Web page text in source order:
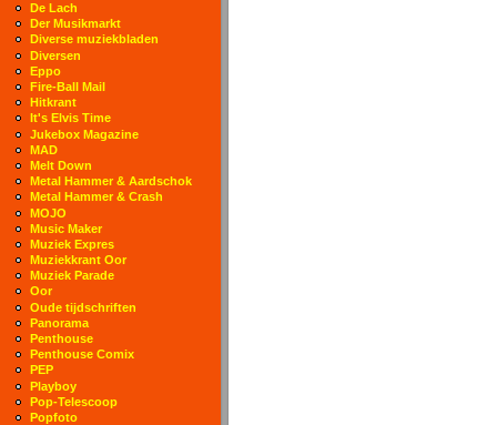
De Lach
Der Musikmarkt
Diverse muziekbladen
Diversen
Eppo
Fire-Ball Mail
Hitkrant
It's Elvis Time
Jukebox Magazine
MAD
Melt Down
Metal Hammer & Aardschok
Metal Hammer & Crash
MOJO
Music Maker
Muziek Expres
Muziekkrant Oor
Muziek Parade
Oor
Oude tijdschriften
Panorama
Penthouse
Penthouse Comix
PEP
Playboy
Pop-Telescoop
Popfoto